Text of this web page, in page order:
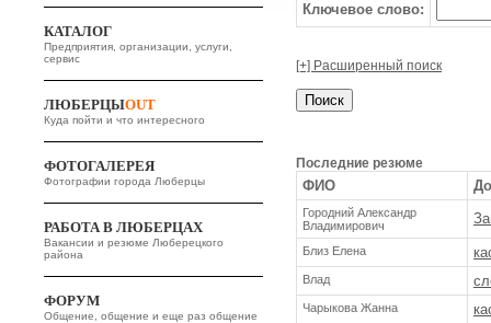
КАТАЛОГ
Предприятия, организации, услуги,
сервис
ЛЮБЕРЦЫOUT
Куда пойти и что интересного
ФОТОГАЛЕРЕЯ
Фотографии города Люберцы
РАБОТА В ЛЮБЕРЦАХ
Вакансии и резюме Люберецкого
района
ФОРУМ
Общение, общение и еще раз общение
Ключевое слово:
[+] Расширенный поиск
Последние резюме
ФИО
Городний Александр
Владимирович
Близ Елена
Влад
Чарыкова Жанна